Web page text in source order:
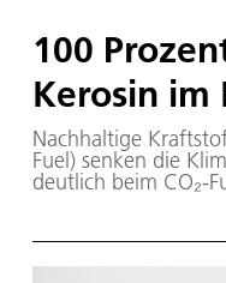
100
Ke­ro­sin im
Nachhaltige
Fuel) senken die
deutlich beim CO₂-
beitragen, die
reduzieren.